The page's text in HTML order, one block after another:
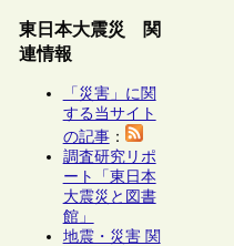
東日本大震災 関
連情報
「災害」に関
する当サイト
の記事：
調査研究リポ
ート「東日本
大震災と図書
館」
地震・災害 関